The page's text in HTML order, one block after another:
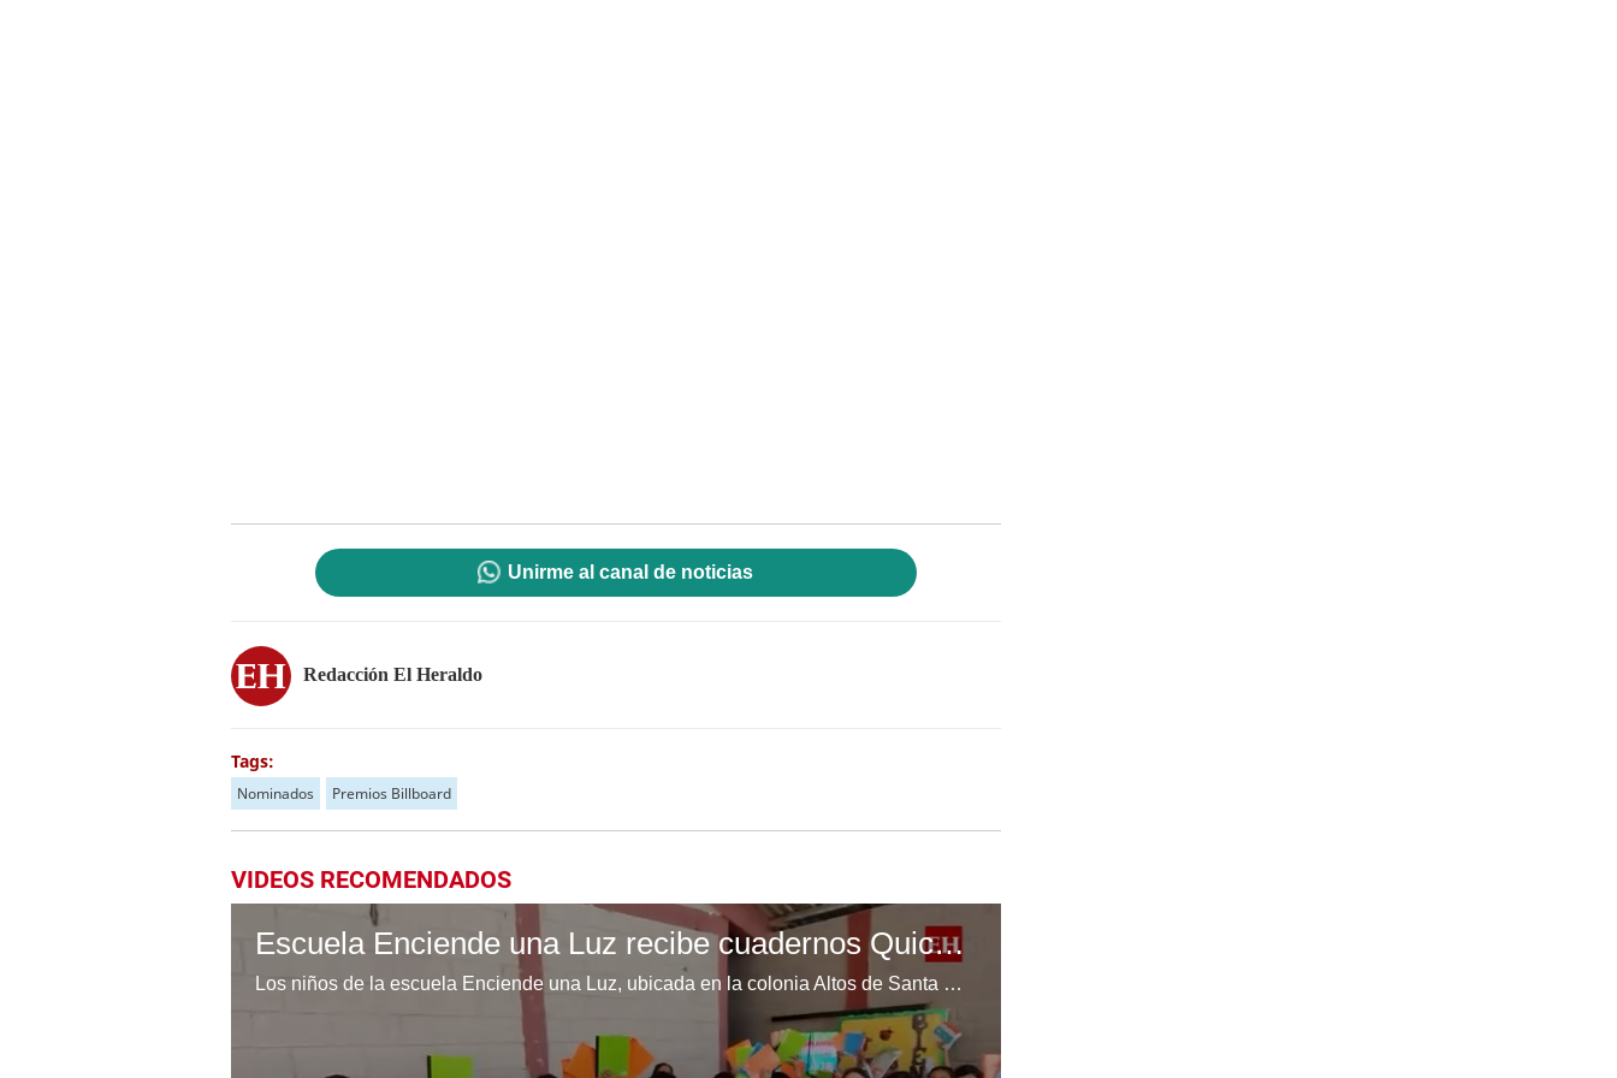
Unirme al canal de noticias
Redacción El Heraldo
Tags:
Nominados Premios Billboard
VIDEOS RECOMENDADOS
Escuela Enciende una Luz recibe cuadernos Quick, gracias a la Maratón del Saber
Los niños de la escuela Enciende una Luz, ubicada en la colonia Altos de Santa Rosa, al sur de Tegucigalpa, recibieron cuadernos Quick como parte de la Campaña Maratón del Saber.